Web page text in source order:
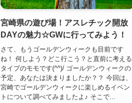
宮崎県の遊び場！アスレチック開放
DAYの魅力☆GWに行ってみよう！
さて、もうゴールデンウィークも目前です
ね！ 何しよう？どこ行こう？と直前に考える
タイプのモモです(^^)/ ゴールデンウィークの
予定、あなたは決まりましたか？？ 今回は、
宮崎でゴールデンウィークに楽しめるイベン
トについて調べてみましたよ♪ そこで...